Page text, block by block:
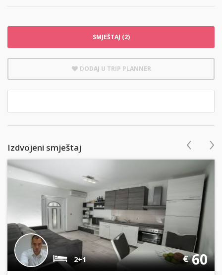
SMJEŠTAJ (2)
DODAJ U TRIP PLANNER
Izdvojeni smještaj
2+1 €60
‹ ›